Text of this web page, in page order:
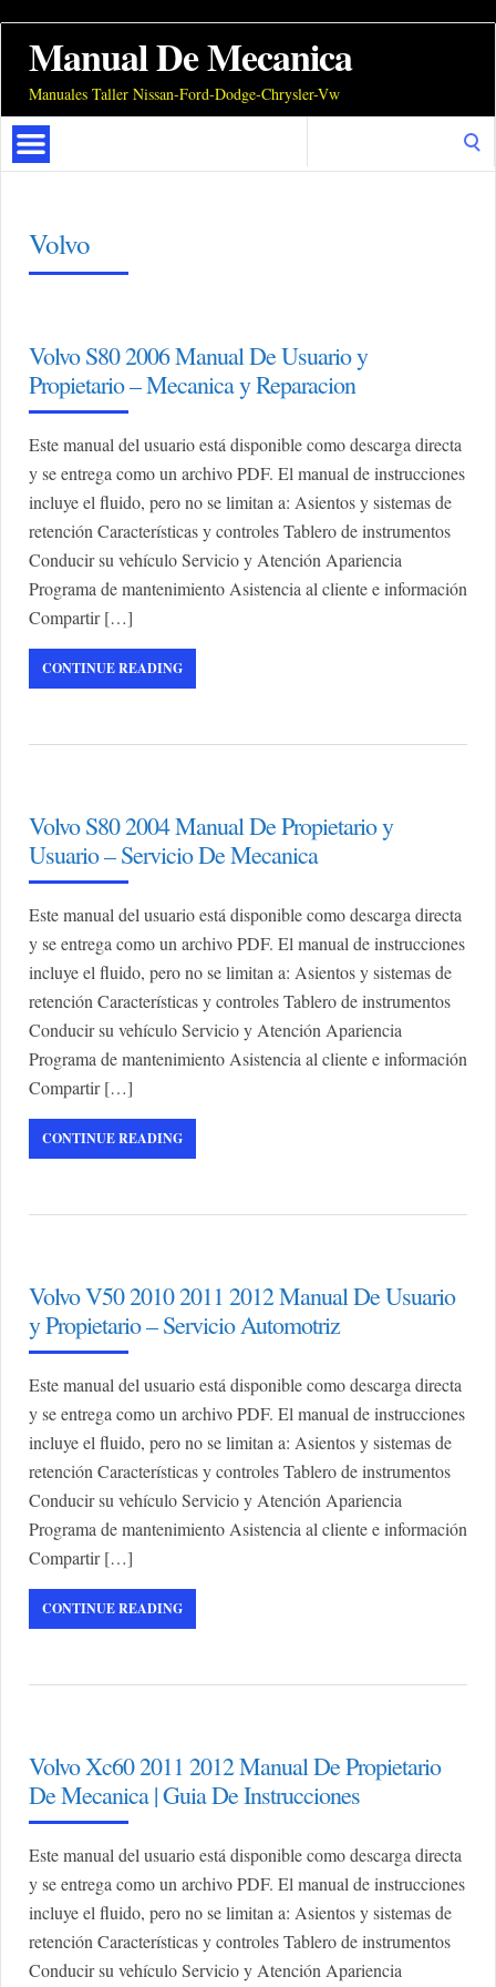
Manual De Mecanica
Manuales Taller Nissan-Ford-Dodge-Chrysler-Vw
Volvo
Volvo S80 2006 Manual De Usuario y
Propietario – Mecanica y Reparacion
Este manual del usuario está disponible como descarga directa
y se entrega como un archivo PDF. El manual de instrucciones
incluye el fluido, pero no se limitan a: Asientos y sistemas de
retención Características y controles Tablero de instrumentos
Conducir su vehículo Servicio y Atención Apariencia
Programa de mantenimiento Asistencia al cliente e información
Compartir […]
CONTINUE READING
Volvo S80 2004 Manual De Propietario y
Usuario – Servicio De Mecanica
Este manual del usuario está disponible como descarga directa
y se entrega como un archivo PDF. El manual de instrucciones
incluye el fluido, pero no se limitan a: Asientos y sistemas de
retención Características y controles Tablero de instrumentos
Conducir su vehículo Servicio y Atención Apariencia
Programa de mantenimiento Asistencia al cliente e información
Compartir […]
CONTINUE READING
Volvo V50 2010 2011 2012 Manual De Usuario
y Propietario – Servicio Automotriz
Este manual del usuario está disponible como descarga directa
y se entrega como un archivo PDF. El manual de instrucciones
incluye el fluido, pero no se limitan a: Asientos y sistemas de
retención Características y controles Tablero de instrumentos
Conducir su vehículo Servicio y Atención Apariencia
Programa de mantenimiento Asistencia al cliente e información
Compartir […]
CONTINUE READING
Volvo Xc60 2011 2012 Manual De Propietario
De Mecanica | Guia De Instrucciones
Este manual del usuario está disponible como descarga directa
y se entrega como un archivo PDF. El manual de instrucciones
incluye el fluido, pero no se limitan a: Asientos y sistemas de
retención Características y controles Tablero de instrumentos
Conducir su vehículo Servicio y Atención Apariencia